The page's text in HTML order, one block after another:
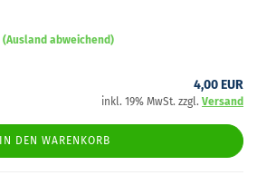
(Ausland abweichend)
4,00 EUR
inkl. 19% MwSt. zzgl. Versand
IN DEN WARENKORB